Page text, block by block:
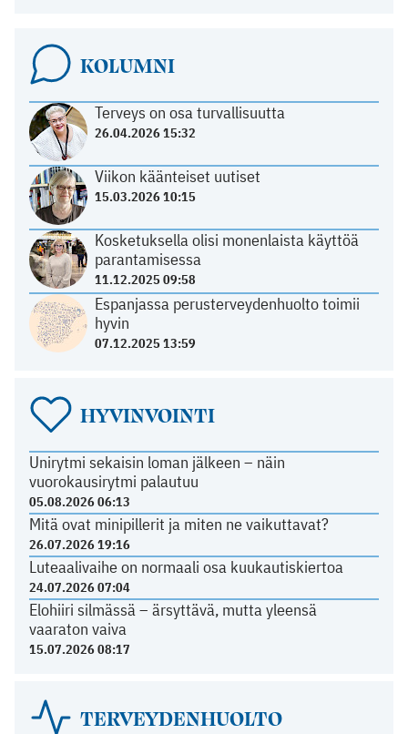
KOLUMNI
Terveys on osa turvallisuutta
26.04.2026 15:32
Viikon käänteiset uutiset
15.03.2026 10:15
Kosketuksella olisi monenlaista käyttöä
parantamisessa
11.12.2025 09:58
Espanjassa perusterveydenhuolto toimii
hyvin
07.12.2025 13:59
HYVINVOINTI
Unirytmi sekaisin loman jälkeen – näin
vuorokausirytmi palautuu
05.08.2026 06:13
Mitä ovat minipillerit ja miten ne vaikuttavat?
26.07.2026 19:16
Luteaalivaihe on normaali osa kuukautiskiertoa
24.07.2026 07:04
Elohiiri silmässä – ärsyttävä, mutta yleensä
vaaraton vaiva
15.07.2026 08:17
TERVEYDENHUOLTO